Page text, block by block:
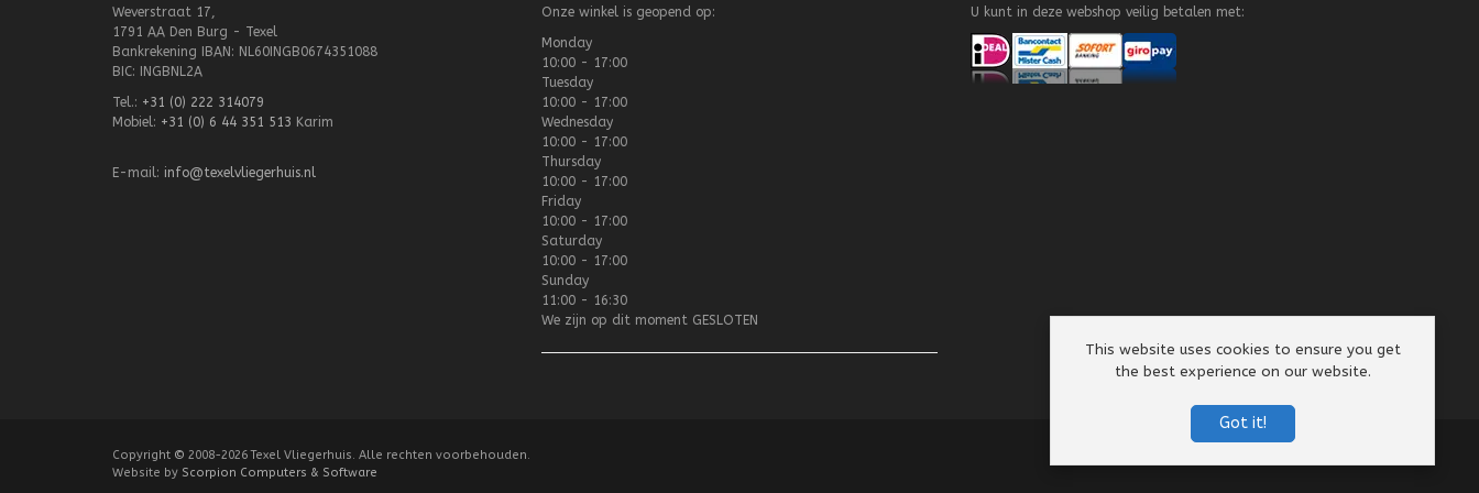
Weverstraat 17,
1791 AA Den Burg - Texel
Bankrekening IBAN: NL60INGB0674351088
BIC: INGBNL2A
Tel.: +31 (0) 222 314079
Mobiel: +31 (0) 6 44 351 513 Karim
E-mail: info@texelvliegerhuis.nl
Onze winkel is geopend op:
Monday
10:00 - 17:00
Tuesday
10:00 - 17:00
Wednesday
10:00 - 17:00
Thursday
10:00 - 17:00
Friday
10:00 - 17:00
Saturday
10:00 - 17:00
Sunday
11:00 - 16:30
We zijn op dit moment GESLOTEN
U kunt in deze webshop veilig betalen met:
Copyright © 2008-2026 Texel Vliegerhuis. Alle rechten voorbehouden.
Website by Scorpion Computers & Software
This website uses cookies to ensure you get
the best experience on our website.
Got it!